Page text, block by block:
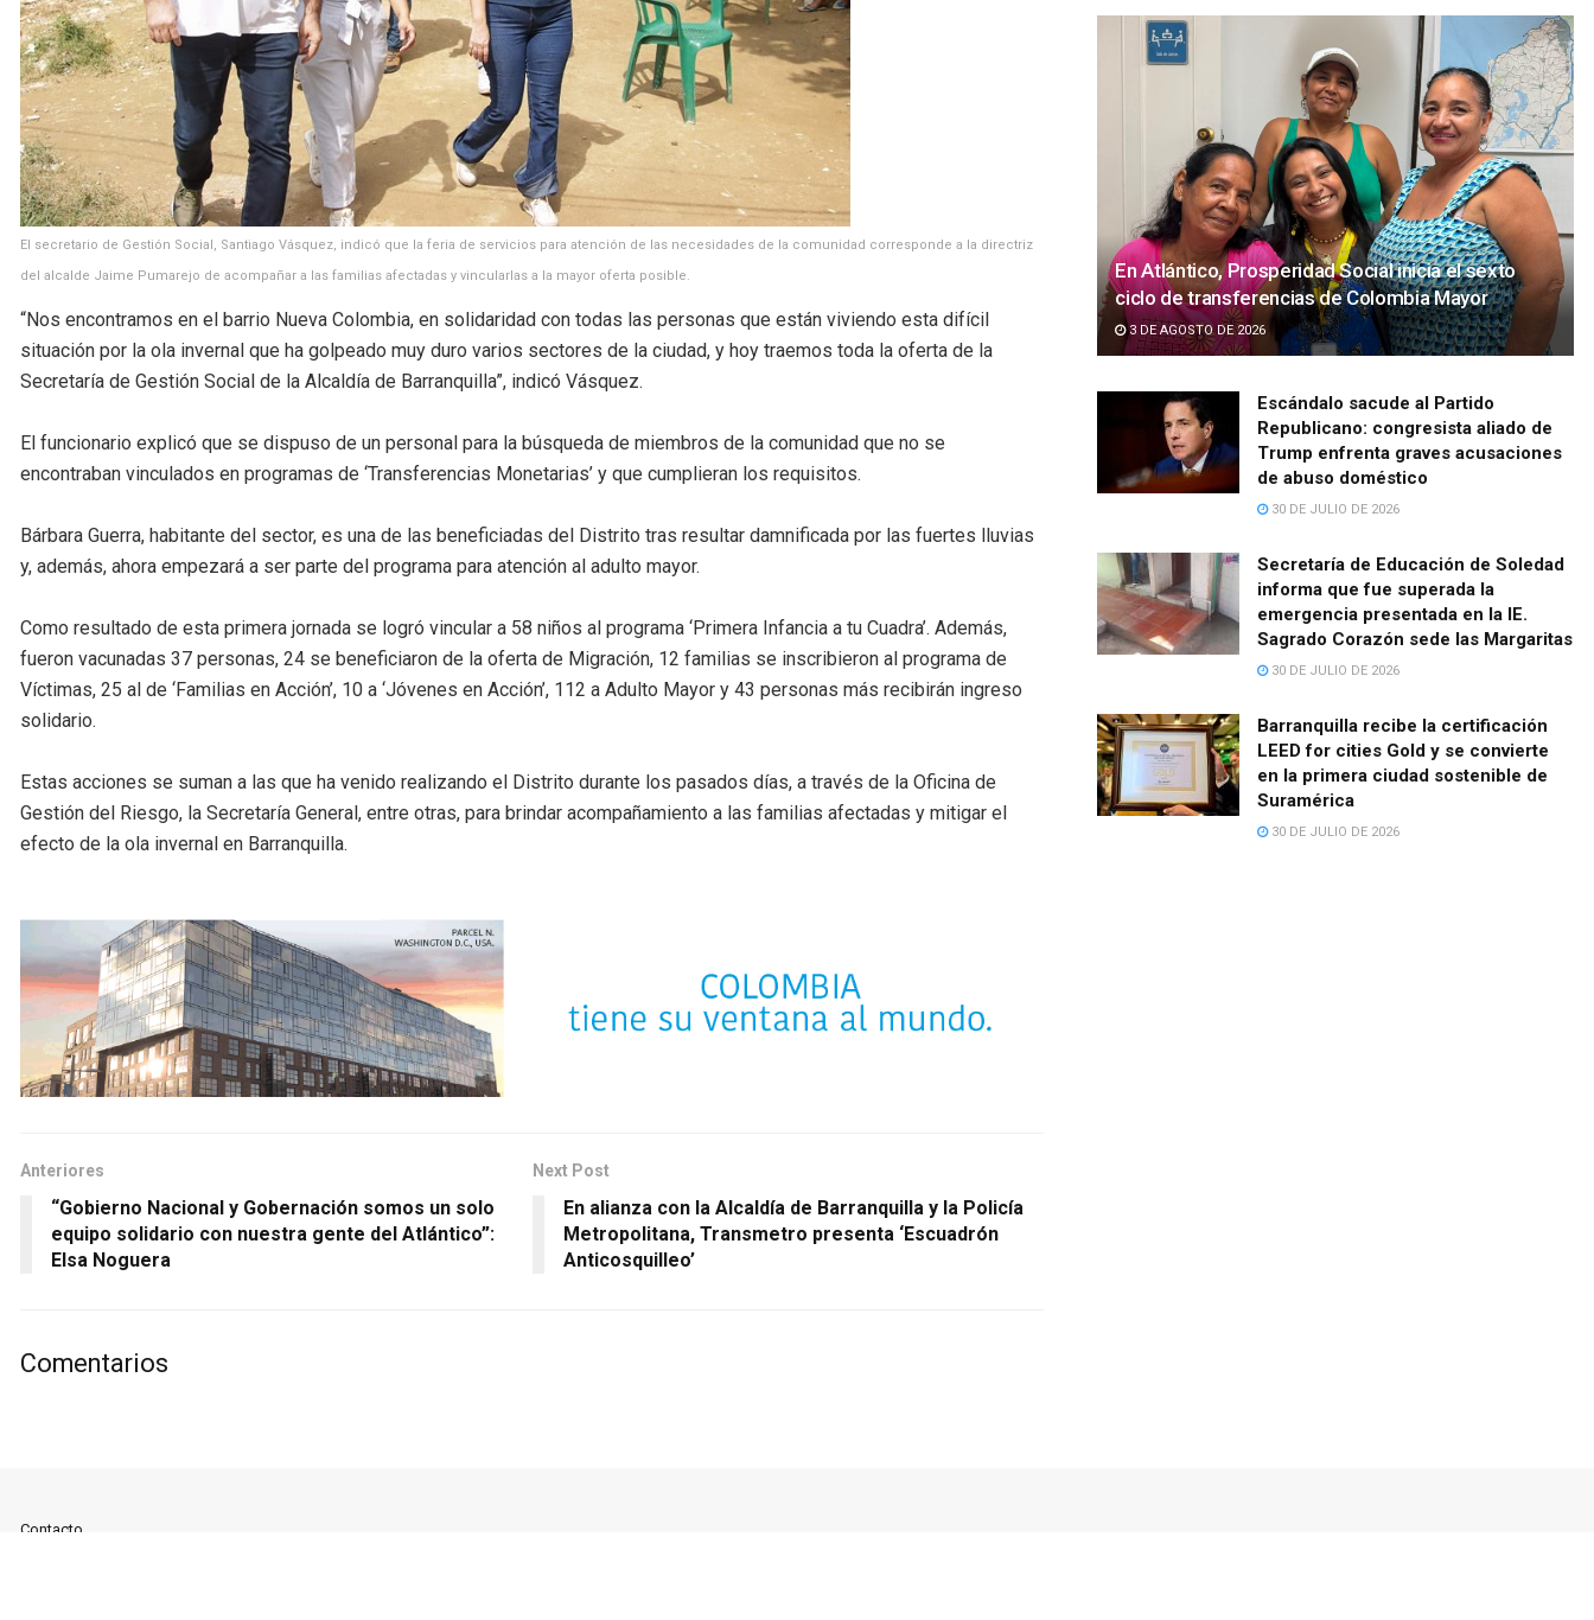
El secretario de Gestión Social, Santiago Vásquez, indicó que la feria de servicios para atención de las necesidades de la comunidad corresponde a la directriz
del alcalde Jaime Pumarejo de acompañar a las familias afectadas y vincularlas a la mayor oferta posible.
“Nos encontramos en el barrio Nueva Colombia, en solidaridad con todas las personas que están viviendo esta difícil
situación por la ola invernal que ha golpeado muy duro varios sectores de la ciudad, y hoy traemos toda la oferta de la
Secretaría de Gestión Social de la Alcaldía de Barranquilla”, indicó Vásquez.
El funcionario explicó que se dispuso de un personal para la búsqueda de miembros de la comunidad que no se
encontraban vinculados en programas de ‘Transferencias Monetarias’ y que cumplieran los requisitos.
Bárbara Guerra, habitante del sector, es una de las beneficiadas del Distrito tras resultar damnificada por las fuertes lluvias
y, además, ahora empezará a ser parte del programa para atención al adulto mayor.
Como resultado de esta primera jornada se logró vincular a 58 niños al programa ‘Primera Infancia a tu Cuadra’. Además,
fueron vacunadas 37 personas, 24 se beneficiaron de la oferta de Migración, 12 familias se inscribieron al programa de
Víctimas, 25 al de ‘Familias en Acción’, 10 a ‘Jóvenes en Acción’, 112 a Adulto Mayor y 43 personas más recibirán ingreso
solidario.
Estas acciones se suman a las que ha venido realizando el Distrito durante los pasados días, a través de la Oficina de
Gestión del Riesgo, la Secretaría General, entre otras, para brindar acompañamiento a las familias afectadas y mitigar el
efecto de la ola invernal en Barranquilla.
Anteriores
“Gobierno Nacional y Gobernación somos un solo
equipo solidario con nuestra gente del Atlántico”:
Elsa Noguera
Next Post
En alianza con la Alcaldía de Barranquilla y la Policía
Metropolitana, Transmetro presenta ‘Escuadrón
Anticosquilleo’
Comentarios
En Atlántico, Prosperidad Social inicia el sexto
ciclo de transferencias de Colombia Mayor
3 DE AGOSTO DE 2026
Escándalo sacude al Partido
Republicano: congresista aliado de
Trump enfrenta graves acusaciones
de abuso doméstico
30 DE JULIO DE 2026
Secretaría de Educación de Soledad
informa que fue superada la
emergencia presentada en la IE.
Sagrado Corazón sede las Margaritas
30 DE JULIO DE 2026
Barranquilla recibe la certificación
LEED for cities Gold y se convierte
en la primera ciudad sostenible de
Suramérica
30 DE JULIO DE 2026
Contacto